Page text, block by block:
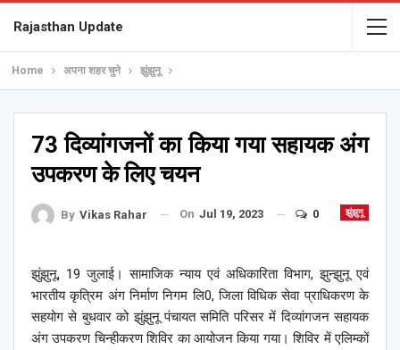
Rajasthan Update
Home अपना शहर चुने झुंझुनू
73 दिव्यांगजनों का किया गया सहायक अंग
उपकरण के लिए चयन
झुंझुनू
By Vikas Rahar On Jul 19, 2023 0
झुंझुनू, 19 जुलाई। सामाजिक न्याय एवं अधिकारिता विभाग, झुन्झुनू एवं
भारतीय कृत्रिम अंग निर्माण निगम लि0, जिला विधिक सेवा प्राधिकरण के
सहयोग से बुधवार को झुंझुनू पंचायत समिति परिसर में दिव्यांगजन सहायक
अंग उपकरण चिन्हीकरण शिविर का आयोजन किया गया। शिविर में एलिम्कों